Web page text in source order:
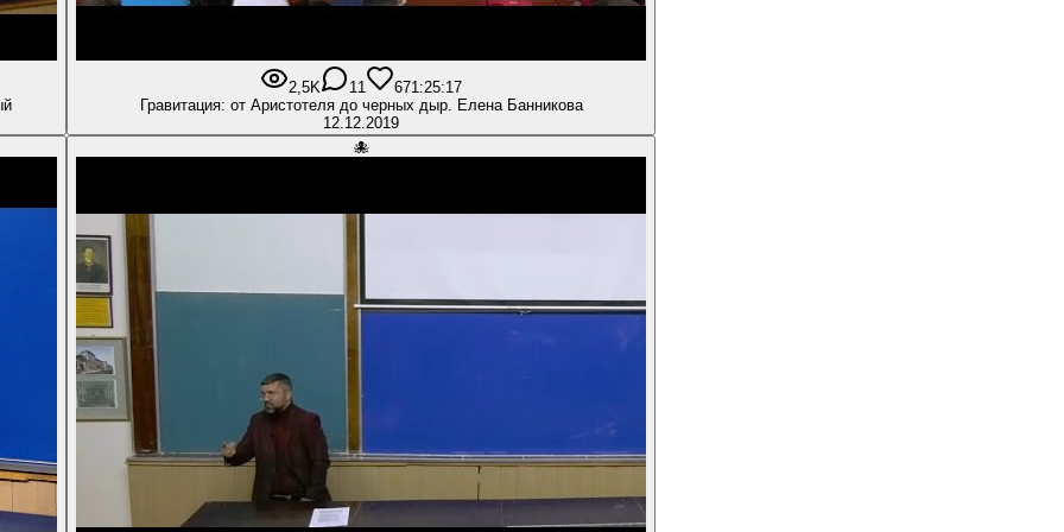
2,5K 11 671:25:17
Гравитация: от Аристотеля до черных дыр. Елена Банникова
12.12.2019
🐙